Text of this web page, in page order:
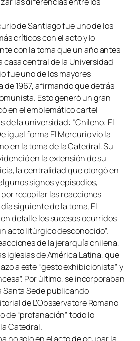
de Santiago fue uno de los
críticos con el acto y lo
con la toma que un año antes
casa central de la Universidad
fue uno de los mayores
de 1967, afirmando que detrás
Esto generó un gran
en el emblemático cartel
de la universidad: “Chileno: El
igual forma El Mercurio vio la
en la toma de la Catedral. Su
en la extensión de su
la centralidad que otorgó en
signos y episodios,
recopilar las reacciones
siguiente de la toma, El
detalle los sucesos ocurridos
acto litúrgico desconocido”.
de la jerarquía chilena,
iglesias de América Latina, que
a este “gesto exhibicionista” y
Por último, se incorporaban
Santa Sede publicando
de L’Obsservatore Romano
de “profanación” todo lo
Catedral.